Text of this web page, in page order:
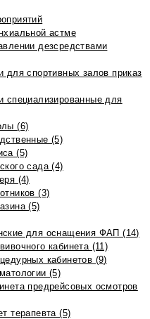
астме
дезсредствами
для спортивных залов приказ
специализированные для
(6)
(5)
(5)
сада (4)
(4)
(3)
(5)
для оснащения ФАП (14)
кабинета (11)
кабинетов (9)
(5)
предрейсовых осмотров
терапевта (5)